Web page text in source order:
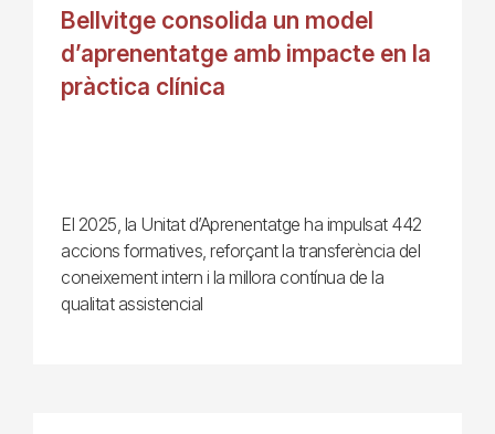
Bellvitge consolida un model
d’aprenentatge amb impacte en la
pràctica clínica
El 2025, la Unitat d’Aprenentatge ha impulsat 442
accions formatives, reforçant la transferència del
coneixement intern i la millora contínua de la
qualitat assistencial